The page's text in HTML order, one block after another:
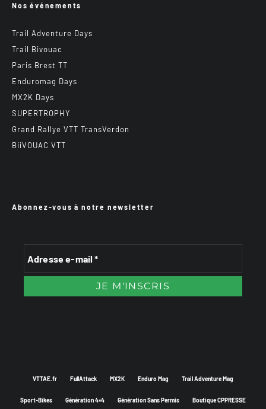
Nos événements
Trail Adventure Days
Trail Bivouac
Paris Brest TT
Enduromag Days
MX2K Days
SUPERTROPHY
Grand Rallye VTT TransVerdon
BiiVOUAC VTT
Abonnez-vous à notre newsletter
VTTAE.fr FullAttack MX2K Enduro Mag Trail Adventure Mag
Sport-Bikes Génération 4×4 Génération Sans Permis Boutique CPPRESSE